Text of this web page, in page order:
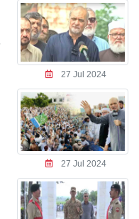
27 Jul 2024
27 Jul 2024